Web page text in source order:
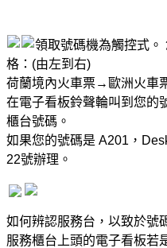
領取號碼機為觸控式。
格：(由左到右)
荷蘭境內火車票→歐洲火車
在電子看板鈴聲輪叫到您的
櫃台號碼。
如果您的號碼是 A201，
22號辦理。
如何辨認服務台，以致於號
服務櫃台上頭的電子看板若